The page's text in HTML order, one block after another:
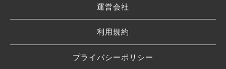
運営会社
利用規約
プライバシーポリシー